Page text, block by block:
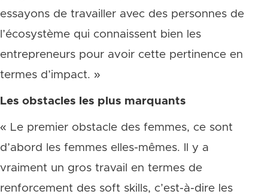
essayons de travailler avec des personnes de
l’écosystème qui connaissent bien les
entrepreneurs pour avoir cette pertinence en
termes d’impact. »
Les obstacles les plus marquants
« Le premier obstacle des femmes, ce sont
d’abord les femmes elles-mêmes. Il y a
vraiment un gros travail en termes de
renforcement des soft skills, c’est-à-dire les